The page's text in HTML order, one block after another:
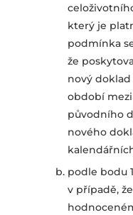
který je
podmínka
že
nový
období
původního
nového
podle bodu
v případě,